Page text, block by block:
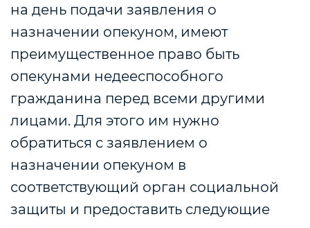
на день подачи заявления о
назначении опекуном, имеют
преимущественное право быть
опекунами недееспособного
гражданина перед всеми другими
лицами. Для этого им нужно
обратиться с заявлением о
назначении опекуном в
соответствующий орган социальной
защиты и предоставить следующие